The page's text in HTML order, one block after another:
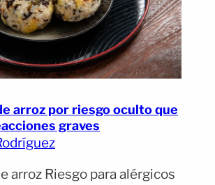
arroz por riesgo oculto que
graves
arroz Riesgo para alérgicos